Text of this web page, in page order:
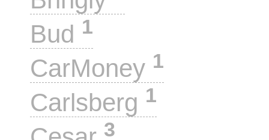
Bud 1
CarMoney 1
Carlsberg 1
3